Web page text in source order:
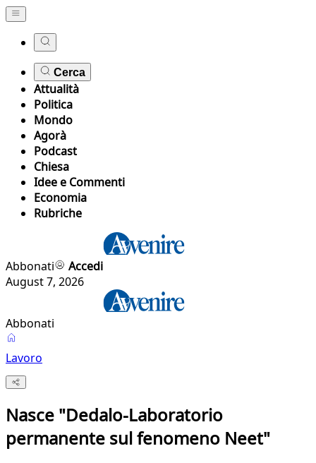
Cerca
Attualità
Politica
Mondo
Agorà
Podcast
Chiesa
Idee e Commenti
Economia
Rubriche
Abbonati
Accedi
August 7, 2026
Abbonati
Lavoro
Nasce "Dedalo-Laboratorio
permanente sul fenomeno Neet"